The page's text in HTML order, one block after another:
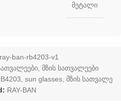
მეტალი
ray-ban-rb4203-v1
, მზის სათვალეები
, sun glasses, მზის სათვალე
RAY-BAN